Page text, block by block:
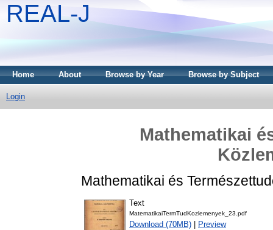
REAL-J
Home About Browse by Year Browse by Subject
Login
Mathematikai
Mathematikai és
Text
MatematikaiTermTudKozlemenyek_23.pdf
Download (70MB) Preview